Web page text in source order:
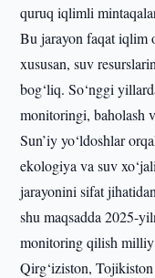
quruq iqlimli
Bu jarayon faqat iqlim
xususan, suv
bog‘liq. So‘nggi
monitoringi, baholash
Sun’iy yo‘ldoshlar
ekologiya va suv
jarayonini sifat
shu maqsadda 2025-
monitoring qilish
Qirg‘iziston,